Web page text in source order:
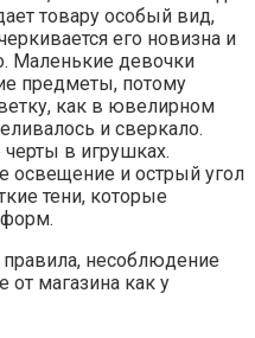
товару особый вид,
его новизна и
Маленькие девочки
предметы, потому
как в ювелирном
и сверкало.
в игрушках.
освещение и острый угол
тени, которые
форм.
несоблюдение
от магазина как у